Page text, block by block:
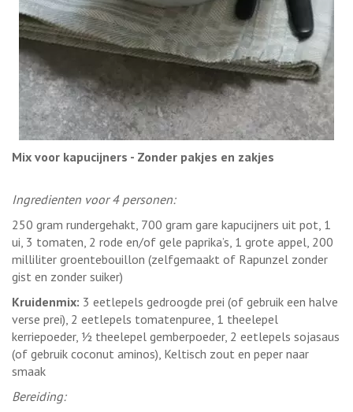
Mix voor kapucijners - Zonder pakjes en zakjes
Ingredienten voor 4 personen:
250 gram rundergehakt, 700 gram gare kapucijners uit pot, 1
ui, 3 tomaten, 2 rode en/of gele paprika’s, 1 grote appel, 200
milliliter groentebouillon (zelfgemaakt of Rapunzel zonder
gist en zonder suiker)
Kruidenmix: 3 eetlepels gedroogde prei (of gebruik een halve
verse prei), 2 eetlepels tomatenpuree, 1 theelepel
kerriepoeder, ½ theelepel gemberpoeder, 2 eetlepels sojasaus
(of gebruik coconut aminos), Keltisch zout en peper naar
smaak
Bereiding: